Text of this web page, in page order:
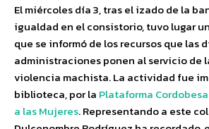
El miércoles día 3, tras el izado de la
igualdad en el consistorio, tuvo lugar
que se informó de los recursos que las
administraciones ponen al servicio de
violencia machista. La actividad fue
biblioteca, por la Plataforma
a las Mujeres. Representando a este